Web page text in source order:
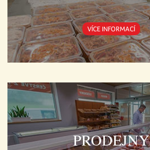
VÍCE INFORMACÍ
PRODEJNY